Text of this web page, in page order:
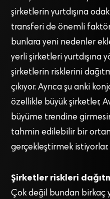
şirketlerin yurtdışına
transferi de önemli
bunlara yeni nedenler
yerli şirketleri yurtdışına
şirketlerin risklerini
çıkıyor. Ayrıca şu anki
özellikle büyük şirketler,
büyüme trendine
tahmin edilebilir bir ortam
gerçekleştirmek istiyorlar.
Şirketler riskleri
Çok değil bundan birkaç